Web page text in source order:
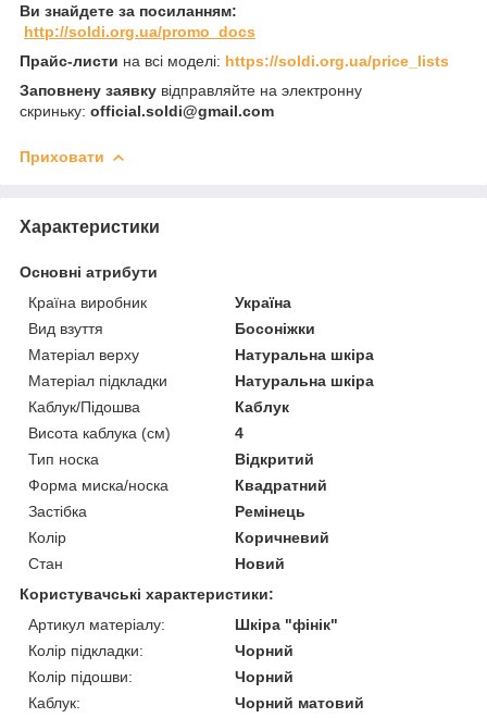
Ви знайдете за посиланням:
http://soldi.org.ua/promo_docs
Прайс-листи на всі моделі: https://soldi.org.ua/price_lists
Заповнену заявку відправляйте на электронну
скриньку: official.soldi@gmail.com
Приховати
Характеристики
Основні атрибути
Країна виробник
Україна
Вид взуття
Босоніжки
Матеріал верху
Натуральна шкіра
Матеріал підкладки
Натуральна шкіра
Каблук/Підошва
Каблук
Висота каблука (см)
4
Тип носка
Відкритий
Форма миска/носка
Квадратний
Застібка
Ремінець
Колір
Коричневий
Стан
Новий
Користувачські характеристики:
Артикул матеріалу:
Шкіра "фінік"
Колір підкладки:
Чорний
Колір підошви:
Чорний
Каблук:
Чорний матовий